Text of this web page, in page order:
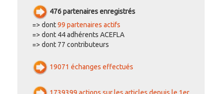
476 partenaires enregistrés
=> dont99 partenaires actifs
=> dont 44 adhérents ACEFLA
=> dont 77 contributeurs
19071 échanges effectués